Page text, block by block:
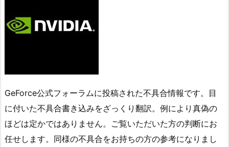
GeForce公式フォーラムに投稿された不具合情報です。目
に付いた不具合書き込みをざっくり翻訳。例により真偽の
ほどは定かではありません。ご覧いただいた方の判断にお
任せします。同様の不具合をお持ちの方の参考になりまし